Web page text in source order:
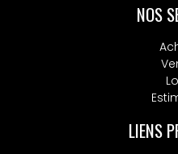
NOS
LIENS